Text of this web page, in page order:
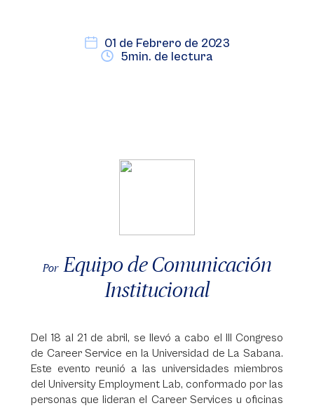
01 de Febrero de 2023
5min. de lectura
Por Equipo de Comunicación
Institucional
Del 18 al 21 de abril, se llevó a cabo el III Congreso
de Career Service en la Universidad de La Sabana.
Este evento reunió a las universidades miembros
del University Employment Lab, conformado por las
personas que lideran el Career Services u oficinas